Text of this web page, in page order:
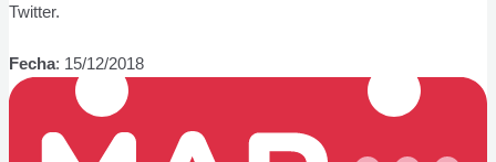
Twitter.
Fecha: 15/12/2018